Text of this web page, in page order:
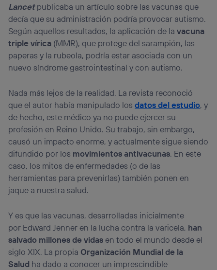
Lancet publicaba un artículo sobre las vacunas que
decía que su administración podría provocar autismo.
Según aquellos resultados, la aplicación de lavacuna
triple vírica (MMR), que protege del sarampión, las
paperas y la rubeola, podría estar asociada con un
nuevo síndrome gastrointestinal y con autismo.
Nada más lejos de la realidad. La revista reconoció
que el autor había manipulado losdatos del estudio, y
de hecho, este médico ya no puede ejercer su
profesión en Reino Unido. Su trabajo, sin embargo,
causó un impacto enorme, y actualmente sigue siendo
difundido por los movimientos antivacunas. En este
caso, los mitos de enfermedades (o de las
herramientas para prevenirlas) también ponen en
jaque a nuestra salud.
Y es que las vacunas, desarrolladas inicialmente
por Edward Jenner en la lucha contra la varicela, han
salvado millones de vidasen todo el mundo desde el
siglo XIX. La propia Organización Mundial de la
Salud ha dado a conocer un imprescindible